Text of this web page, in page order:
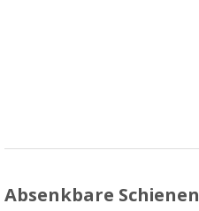
Absenkbare Schienen